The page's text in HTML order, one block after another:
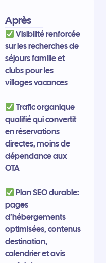
Après
Visibilité renforcée
sur les recherches de
séjours famille et
clubs pour les
villages vacances
Trafic organique
qualifié qui convertit
en réservations
directes, moins de
dépendance aux
OTA
Plan SEO durable:
pages
d’hébergements
optimisées, contenus
destination,
calendrier et avis